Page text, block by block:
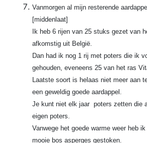
Vanmorgen al mijn resterende
[middenlaat]
Ik heb 6 rijen van 25 stuks gezet van
afkomstig uit België.
Dan had ik nog 1 rij met poters die ik
gehouden, eveneens 25 van het ras
Laatste soort is helaas niet meer aan
een geweldig goede aardappel.
Je kunt niet elk jaar poters zetten die
eigen poters.
Vanwege het goede warme weer heb
mooie bos asperges gestoken.